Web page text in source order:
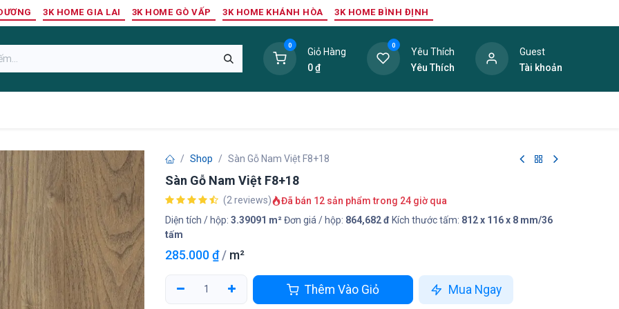
3K HOME GIA LAI 3K HOME GÒ VẤP 3K HOME KHÁNH HÒA 3K HOME BÌNH ĐỊNH
0
Giỏ Hàng
0₫
0
Yêu Thích
Yêu Thích
Guest
Tài khoản
Shop Sàn Gỗ Nam Việt F8+18
Sàn Gỗ Nam Việt F8+18
(2 reviews)
Đã bán 12 sản phẩm trong 24 giờ qua
Diện tích / hộp: 3.39091 m²Đơn giá / hộp: 864,682 đ Kích thước tấm: 812 x 116 x 8 mm/36
tấm
285.000₫ / m²
Thêm Vào Giỏ Mua Ngay